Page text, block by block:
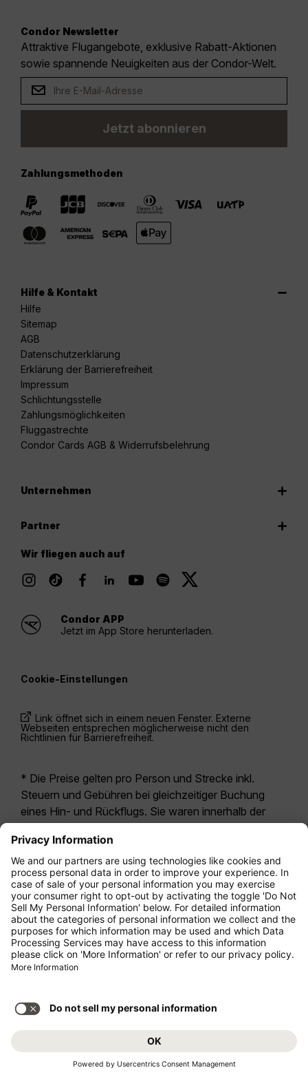
Condor Newsletter
Attraktive Flugangebote, exklusive Rabatt-Aktionen
sowie spannende Neuigkeiten aus der Condor-Welt.
Jetzt abonnieren
Zahlungsmethoden
Hilfe & Kontakt
Hilfe
Sitemap
AGB
Datenschutzerklärung
Erklärung der Barrierefreiheit
Impressum
Schlichtungsstelle
Zahlungsmöglichkeiten
Fluggastrechte
Condor Cards AGB & Widerrufsbelehrung
Unternehmen
Partner
Wir fliegen auch auf
Condor APP
Jetzt im App Store herunterladen.
Cookie-Einstellungen
Link öffnet sich in einem neuen Fenster. Externe
Webseiten entsprechen möglicherweise nicht den
Richtlinien für Barrierefreiheit.
* Die Preise gelten pro Person und Strecke inkl.
Steuern und Gebühren bei gleichzeitiger Buchung
eines Hin- und Rückflugs. Sie waren innerhalb der
möglicherweise nicht mehr aktuell. Bei den für die
Economy Class angegebenen Tarifen handelt es
sich i.d.R. um Economy Zero, unsere restriktivste
Tarifoption. Es können hierfür zusätzliche Gebühren
fürAufgabegepäck oder für andere optionale
Leistungen anfallen. Es gelten dieAllgemeinen
Geschäftsbedingungen .